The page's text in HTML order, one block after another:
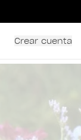
Crear cuenta